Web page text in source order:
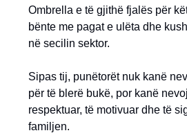
Ombrella e të gjithë fjalës për
bënte me pagat e ulëta dhe
në secilin sektor.
Sipas tij, punëtorët nuk kanë
për të blerë bukë, por kanë
respektuar, të motivuar dhe të
familjen.